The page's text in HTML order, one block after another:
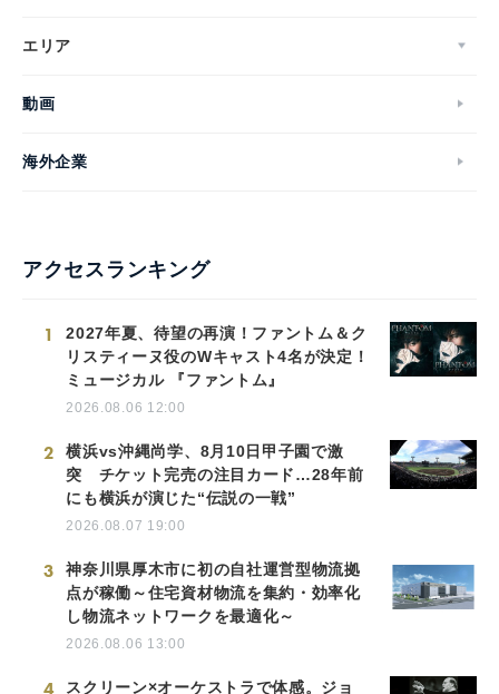
エリア
動画
海外企業
アクセスランキング
1
2027年夏、待望の再演！ファントム＆ク
リスティーヌ役のWキャスト4名が決定！
ミュージカル 『ファントム』
2026.08.06 12:00
2
横浜vs沖縄尚学、8月10日甲子園で激
突 チケット完売の注目カード…28年前
にも横浜が演じた“伝説の一戦”
2026.08.07 19:00
3
神奈川県厚木市に初の自社運営型物流拠
点が稼働～住宅資材物流を集約・効率化
し物流ネットワークを最適化～
2026.08.06 13:00
4
スクリーン×オーケストラで体感。ジョ